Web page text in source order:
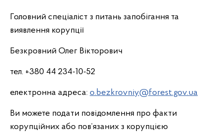
Головний спеціаліст з питань запобігання та
виявлення корупції
Безкровний Олег Вікторович
тел. +380 44 234-10-52
електронна адреса: o.bezkrovniy@forest.gov.ua
Ви можете подати повідомлення про факти
корупційних або пов’язаних з корупцією